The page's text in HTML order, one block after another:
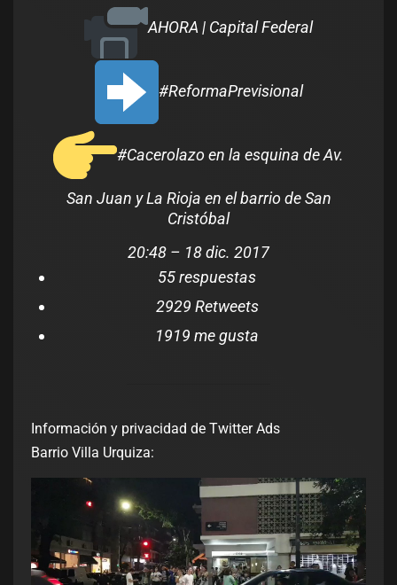
AHORA | Capital Federal
#ReformaPrevisional
#Cacerolazoen la esquina de Av.
San Juan y La Rioja en el barrio de San
Cristóbal
20:48 – 18 dic. 2017
55 respuestas
2929 Retweets
1919 me gusta
Información y privacidad de Twitter Ads
Barrio Villa Urquiza: